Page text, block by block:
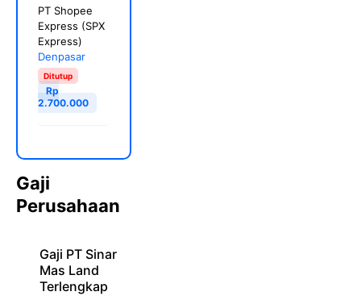
PT Shopee
Express (SPX
Express)
Denpasar
Ditutup
Rp
2.700.000
Gaji
Perusahaan
Gaji PT Sinar
Mas Land
Terlengkap